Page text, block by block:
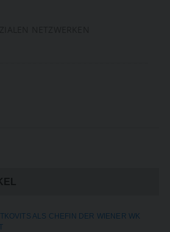
ALS CHEFIN DER WIENER WK